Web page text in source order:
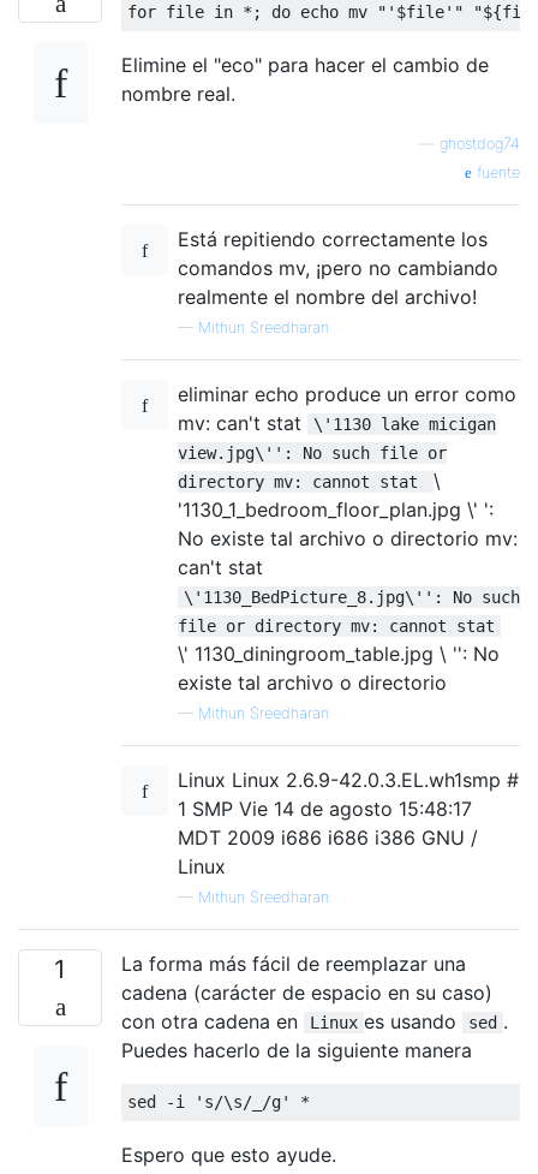
Elimine el "eco" para hacer el cambio de
nombre real.
ghostdog74
fuente
Está repitiendo correctamente los
comandos mv, ¡pero no cambiando
realmente el nombre del archivo!
— Mithun Sreedharan
eliminar echo produce un error como
mv: can't stat
\'1130 lake micigan
view.jpg\'': No such file or
directory mv: cannot stat
\
'1130_1_bedroom_floor_plan.jpg \' ':
No existe tal archivo o directorio mv:
can't stat
\'1130_BedPicture_8.jpg\'': No such
file or directory mv: cannot stat
\' 1130_diningroom_table.jpg \ '': No
existe tal archivo o directorio
— Mithun Sreedharan
Linux Linux 2.6.9-42.0.3.EL.wh1smp #
1 SMP Vie 14 de agosto 15:48:17
MDT 2009 i686 i686 i386 GNU /
Linux
— Mithun Sreedharan
1
La forma más fácil de reemplazar una
cadena (carácter de espacio en su caso)
con otra cadena en
Linux es usando sed .
Puedes hacerlo de la siguiente manera
Espero que esto ayude.